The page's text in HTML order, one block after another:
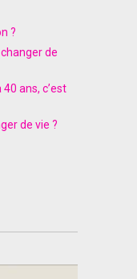
?
de
ans, c’est
de vie ?